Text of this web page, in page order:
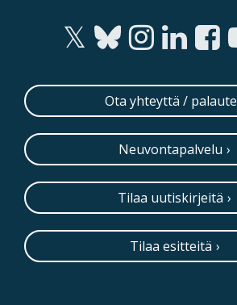
Ota yhteyttä / palaute
Neuvontapalvelu
Tilaa uutiskirjeitä
Tilaa esitteitä